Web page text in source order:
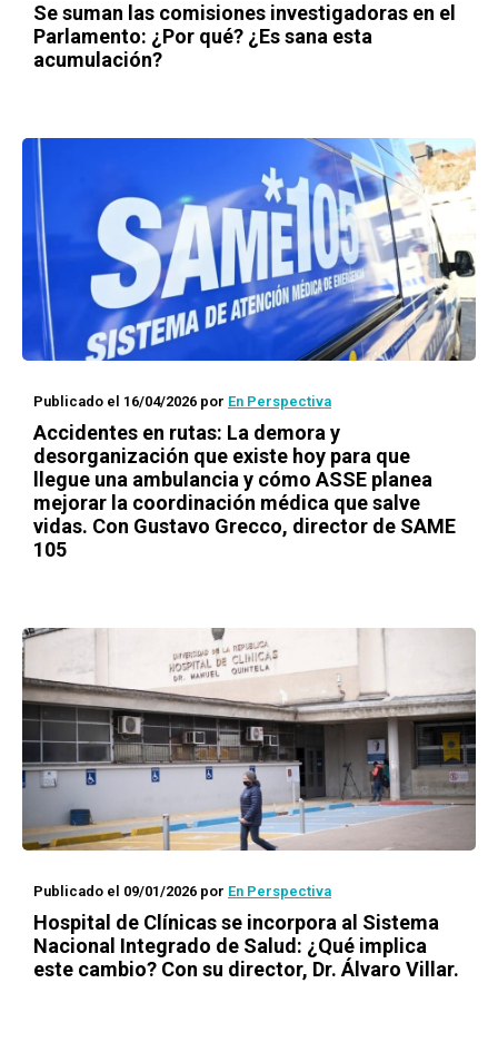
Se suman las comisiones investigadoras en el
Parlamento: ¿Por qué? ¿Es sana esta
acumulación?
Publicado el 16/04/2026 por En Perspectiva
Accidentes en rutas: La demora y
desorganización que existe hoy para que
llegue una ambulancia y cómo ASSE planea
mejorar la coordinación médica que salve
vidas. Con Gustavo Grecco, director de SAME
105
Publicado el 09/01/2026 por En Perspectiva
Hospital de Clínicas se incorpora al Sistema
Nacional Integrado de Salud: ¿Qué implica
este cambio? Con su director, Dr. Álvaro Villar.